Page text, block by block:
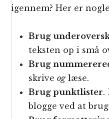
igennem? Her er
Brug
teksten op i små
Brug
skriveoglæse.
Brug punktlister.
blogge ved at